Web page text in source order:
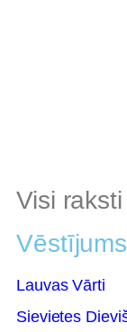
Visi raksti
Lauvas Vārti
Sievietes